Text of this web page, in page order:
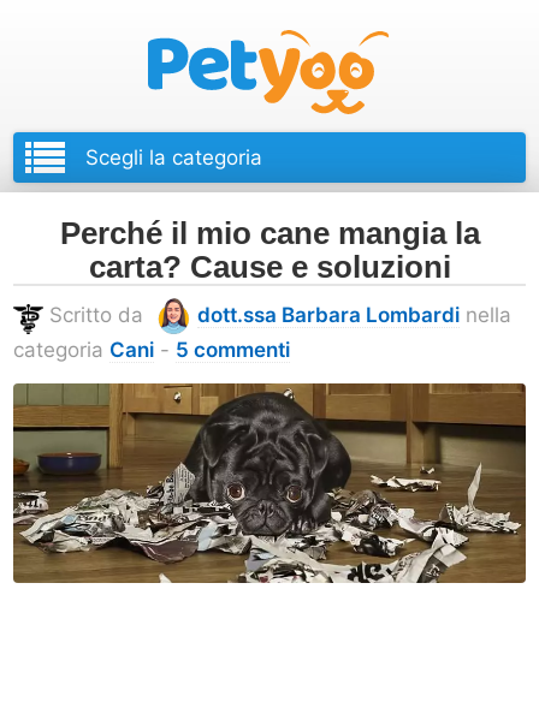
Perché il mio cane mangia la
carta? Cause e soluzioni
Scritto da dott.ssa Barbara Lombardi nella
categoria Cani - 5 commenti